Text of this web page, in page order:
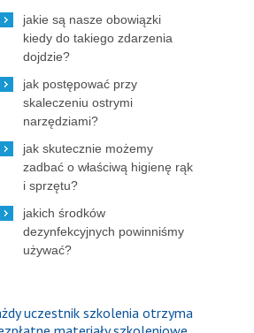
jakie są nasze obowiązki
kiedy do takiego zdarzenia
dojdzie?
jak postępować przy
skaleczeniu ostrymi
narzędziami?
jak skutecznie możemy
zadbać o właściwą higienę rąk
i sprzętu?
jakich środków
dezynfekcyjnych powinniśmy
używać?
uczestnik szkolenia otrzyma